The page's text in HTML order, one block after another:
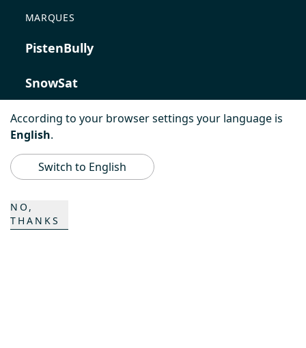
MARQUES
PistenBully
SnowSat
PowerBully
BeachTech
K COMPOSITES
According to your browser settings your language is
English.
NO,
THANKS
Switch to English